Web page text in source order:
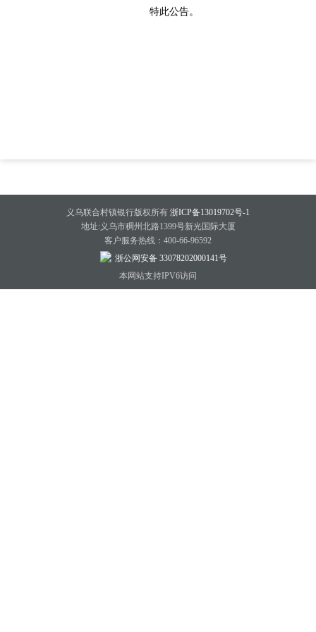
特此公告。
义乌联合村镇银行版权所有 浙ICP备13019702号-1
地址:义乌市稠州北路1399号新光国际大厦
客户服务热线：400-66-96592
浙公网安备 33078202000141号
本网站支持IPV6访问